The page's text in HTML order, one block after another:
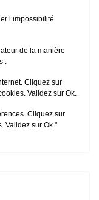
l’impossibilité
de la manière
:
Cliquez sur
Validez sur Ok.
Cliquez sur
Validez sur Ok."